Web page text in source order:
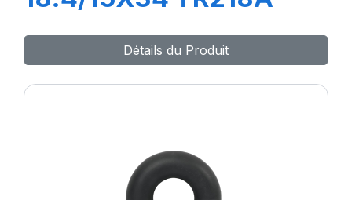
Détails du Produit